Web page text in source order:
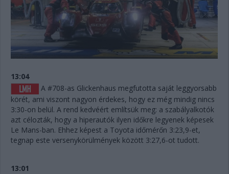
13:04
A #708-as Glickenhaus megfutotta saját leggyorsabb
körét, ami viszont nagyon érdekes, hogy ez még mindig nincs
3:30-on belül. A rend kedvéért említsük meg: a szabályalkotók
azt célozták, hogy a hiperautók ilyen időkre legyenek képesek
Le Mans-ban. Ehhez képest a Toyota időmérőn 3:23,9-et,
tegnap este versenykörülmények között 3:27,6-ot tudott.
13:01